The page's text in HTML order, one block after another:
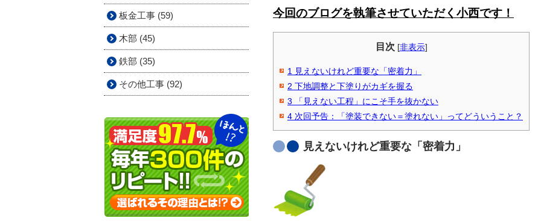
今回のブログを執筆させていただく小西です！
目次 [非表示]
1 見えないけれど重要な「密着力」
2 下地調整と下塗りがカギを握る
3 「見えない工程」にこそ手を抜かない
4 次回予告：「塗装できない＝塗れない」ってどういうこと？
見えないけれど重要な「密着力」
板金工事 (59)
木部 (45)
鉄部 (35)
その他工事 (92)